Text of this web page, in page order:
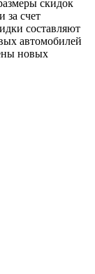
скидок
за счет
составляют
автомобилей
новых